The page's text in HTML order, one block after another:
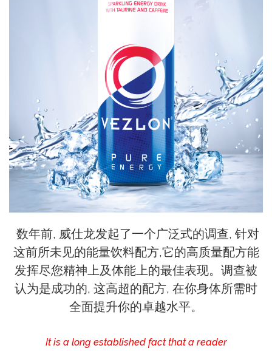
​ 数年前, 威仕龙发起了一个广泛式的调查, 针对
这前所未见的能量饮料配方,它的高质量配方能
发挥尽您精神上及体能上的最佳表现。调查被
认为是成功的, 这高超的配方, 在你身体所需时
全面提升你的卓越水平。
It is a long established fact that a reader